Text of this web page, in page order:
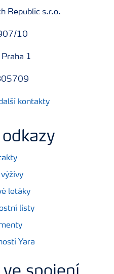
Republic s.r.o.
10
1
kontakty
letáky
listy
Yara